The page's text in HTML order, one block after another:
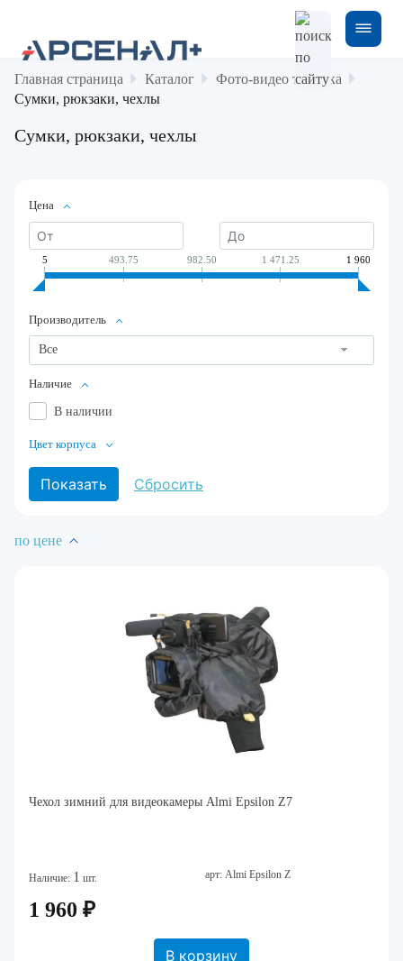
Главная страница Каталог
Фото-видео техника
Сумки, рюкзаки, чехлы
Сумки, рюкзаки, чехлы
Цена
5 493.75 982.50 1 471.25 1 960
Производитель
Все
Наличие
В наличии
Цвет корпуса
по цене
Чехол зимний для видеокамеры Almi Epsilon Z7
Наличие: 1 шт. арт: Almi Epsilon Z
1 960 ₽
В корзину